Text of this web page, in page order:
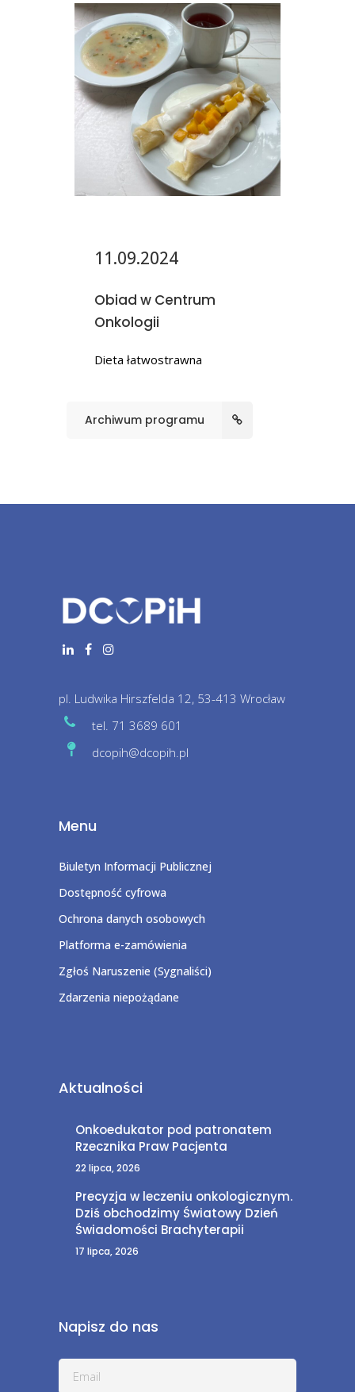
11.09.2024
Obiad w Centrum
Onkologii
Dieta łatwostrawna
Archiwum programu
pl. Ludwika Hirszfelda 12, 53-413 Wrocław
tel. 71 3689 601
dcopih@dcopih.pl
Menu
Biuletyn Informacji Publicznej
Dostępność cyfrowa
Ochrona danych osobowych
Platforma e-zamówienia
Zgłoś Naruszenie (Sygnaliści)
Zdarzenia niepożądane
Aktualności
Onkoedukator pod patronatem
Rzecznika Praw Pacjenta
22 lipca, 2026
Precyzja w leczeniu onkologicznym.
Dziś obchodzimy Światowy Dzień
Świadomości Brachyterapii
17 lipca, 2026
Napisz do nas